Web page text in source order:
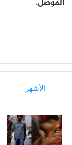
الموصل.
الأشهر